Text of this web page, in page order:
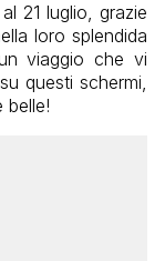
21 luglio, grazie
loro splendida
viaggio che vi
questi schermi,
belle!